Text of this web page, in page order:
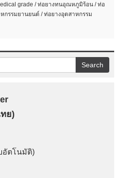
grade / ท่อยางทนอุณหภูมิร้อน / ท่อ
กรรมยานยนต์ / ท่อยางอุตสาหกรรม
ย)
อัตโนมัติ)